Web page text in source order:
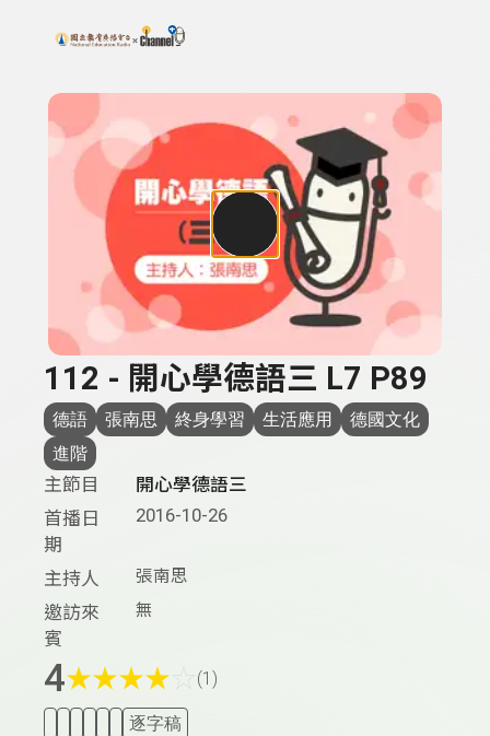
上方功能區塊
搜尋關鍵字：可輸入節目名稱、主持人或關鍵字
112 - 開心學德語三 L7 P89
德語 張南思 終身學習 生活應用
德國文化
進階
主節目
開心學德語三
首播日
期
2016-10-26
主持人 張南思
邀訪來
賓
無
4★★★★ (1)
逐字稿